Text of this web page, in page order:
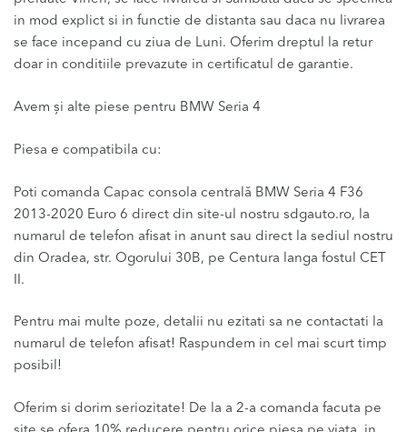
in mod explict si in functie de distanta sau daca nu livrarea
se face incepand cu ziua de Luni. Oferim dreptul la retur
doar in conditiile prevazute in certificatul de garantie.
Avem și alte piese pentru BMW Seria 4
Piesa e compatibila cu:
Poti comanda Capac consola centrală BMW Seria 4 F36
2013-2020 Euro 6 direct din site-ul nostru sdgauto.ro, la
numarul de telefon afisat in anunt sau direct la sediul nostru
din Oradea, str. Ogorului 30B, pe Centura langa fostul CET
II.
Pentru mai multe poze, detalii nu ezitati sa ne contactati la
numarul de telefon afisat! Raspundem in cel mai scurt timp
posibil!
Oferim si dorim seriozitate! De la a 2-a comanda facuta pe